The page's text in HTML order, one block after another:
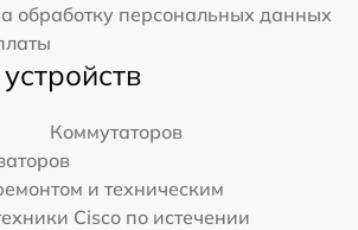
обработку персональных данных
Коммутаторов
и техническим
Cisco по истечении